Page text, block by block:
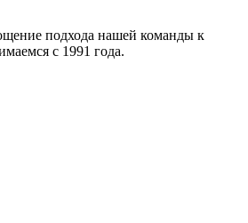
подхода нашей команды к
с 1991 года.